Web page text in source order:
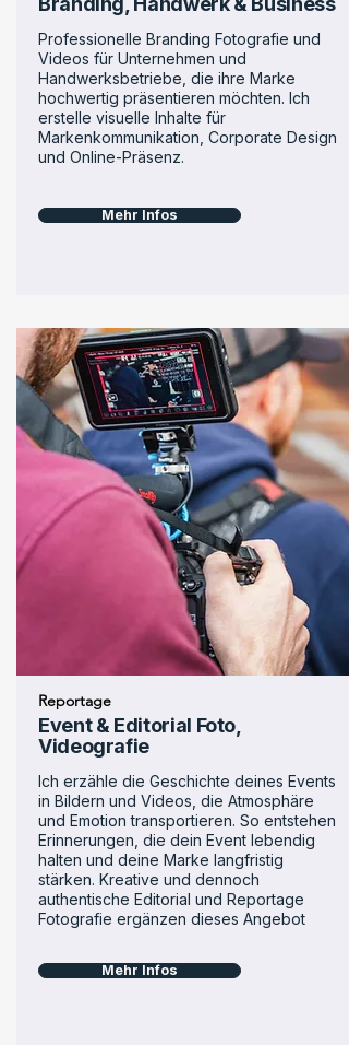
Professionelle Branding Fotografie und
Videos für Unternehmen und
Handwerksbetriebe, die ihre Marke
hochwertig präsentieren möchten. Ich
erstelle visuelle Inhalte für
Markenkommunikation, Corporate Design
und Online-Präsenz.
Mehr Infos
Reportage
Event & Editorial Foto,
Videografie
Ich erzähle die Geschichte deines Events
in Bildern und Videos, die Atmosphäre
und Emotion transportieren. So entstehen
Erinnerungen, die dein Event lebendig
halten und deine Marke langfristig
stärken. Kreative und dennoch
authentische Editorial und Reportage
Fotografie ergänzen dieses Angebot
Mehr Infos